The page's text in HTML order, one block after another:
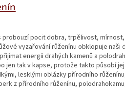
probouzí pocit dobra, trpělivost,
vyzařování růženínu obklopuje naši
energii drahých kamenů a
jen tak v kapse, protože takto působí
lesklými oblázky přírodního
z přírodního růženínu,